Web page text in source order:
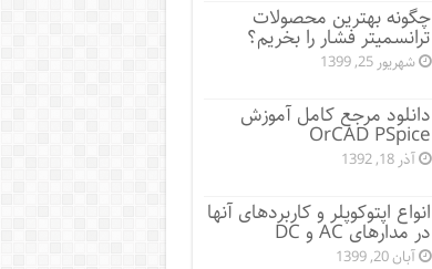
چگونه بهترین محصولات
ترانسمیتر فشار را بخریم؟
شهریور 25, 1399
دانلود مرجع کامل آموزش
OrCAD PSpice
آذر 18, 1392
انواع اپتوکوپلر و کاربردهای آنها
در مدارهای AC و DC
آبان 20, 1399